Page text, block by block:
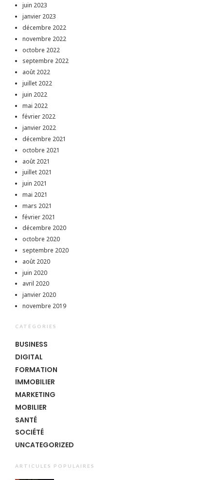
juin 2023
janvier 2023
décembre 2022
novembre 2022
octobre 2022
septembre 2022
août 2022
juillet 2022
juin 2022
mai 2022
février 2022
janvier 2022
décembre 2021
octobre 2021
août 2021
juillet 2021
juin 2021
mai 2021
mars 2021
février 2021
décembre 2020
octobre 2020
septembre 2020
août 2020
juin 2020
avril 2020
janvier 2020
novembre 2019
CATÉGORIES
BUSINESS
DIGITAL
FORMATION
IMMOBILIER
MARKETING
MOBILIER
SANTÉ
SOCIÉTÉ
UNCATEGORIZED
ARTICULES POPULAIRES